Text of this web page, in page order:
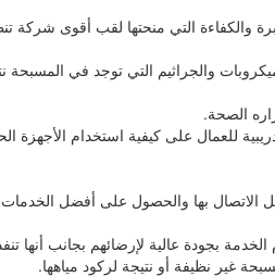
والكفاءة التي منحتها لقب أقوى شركة
والجراثيم التي توجد في المسبحة
الصحة.
للعمال على كيفية استخدام الأجهزة
بها والحصول على أفضل الخدمات
بجودة عالية لإرضائهم بجانب أنها
غير نظيفة أو نتيجة لركود مياهها.